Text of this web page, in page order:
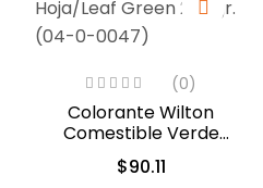
(0)
Colorante Wilton
Comestible Verde
Hoja/Leaf Green 28.3gr.
(04-0-0047)
$90.11